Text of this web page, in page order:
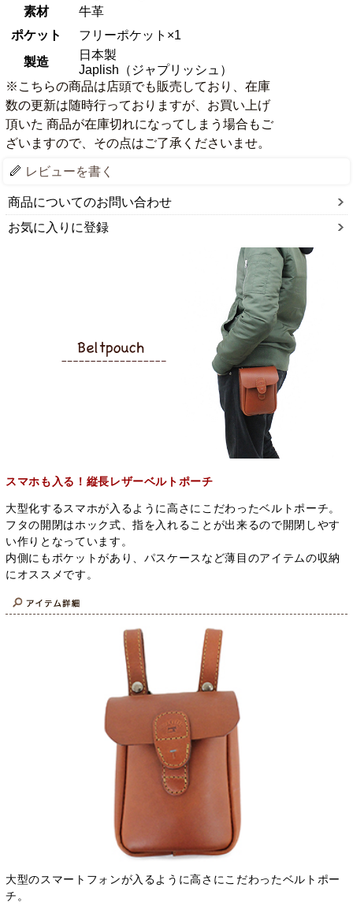
素材
牛革
ポケット
フリーポケット×1
製造
日本製
Japlish（ジャプリッシュ）
※こちらの商品は店頭でも販売しており、在庫
数の更新は随時行っておりますが、お買い上げ
頂いた 商品が在庫切れになってしまう場合もご
ざいますので、その点はご了承くださいませ。
レビューを書く
商品についてのお問い合わせ
お気に入りに登録
スマホも入る！縦長レザーベルトポーチ
大型化するスマホが入るように高さにこだわったベルトポーチ。
フタの開閉はホック式、指を入れることが出来るので開閉しやす
い作りとなっています。
内側にもポケットがあり、パスケースなど薄目のアイテムの収納
にオススメです。
大型のスマートフォンが入るように高さにこだわったベルトポー
チ。